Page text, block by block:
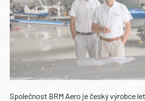
Společnost BRM Aero je český výrobce